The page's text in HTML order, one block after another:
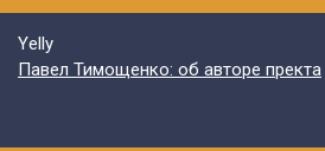
Yelly
Павел Тимощенко: об авторе пректа